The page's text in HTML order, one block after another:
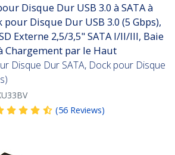
Disque Dur USB 3.0 à SATA à
Disque Dur USB 3.0 (5 Gbps),
Externe 2,5/3,5" SATA I/II/III, Baie
Chargement par le Haut
Disque Dur SATA, Dock pour Disque
(56 Reviews)